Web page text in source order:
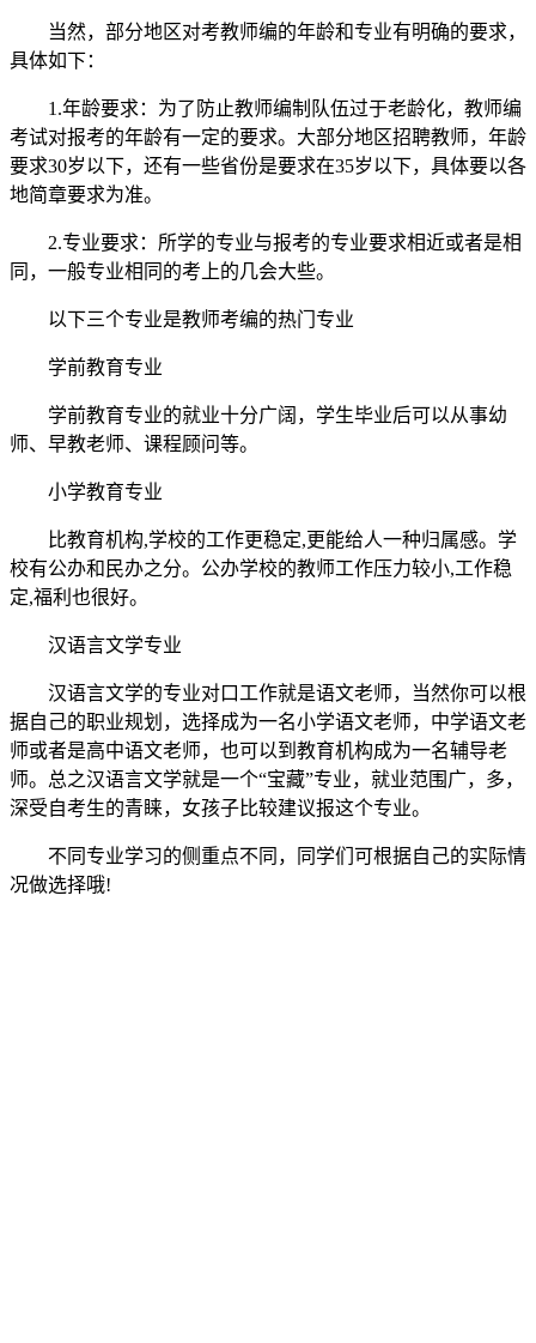
当然，部分地区对考教师编的年龄和专业有明确的要求，
具体如下：
1.年龄要求：为了防止教师编制队伍过于老龄化，教师编
考试对报考的年龄有一定的要求。大部分地区招聘教师，年龄
要求30岁以下，还有一些省份是要求在35岁以下，具体要以各
地简章要求为准。
2.专业要求：所学的专业与报考的专业要求相近或者是相
同，一般专业相同的考上的几会大些。
以下三个专业是教师考编的热门专业
学前教育专业
学前教育专业的就业十分广阔，学生毕业后可以从事幼
师、早教老师、课程顾问等。
小学教育专业
比教育机构,学校的工作更稳定,更能给人一种归属感。学
校有公办和民办之分。公办学校的教师工作压力较小,工作稳
定,福利也很好。
汉语言文学专业
汉语言文学的专业对口工作就是语文老师，当然你可以根
据自己的职业规划，选择成为一名小学语文老师，中学语文老
师或者是高中语文老师，也可以到教育机构成为一名辅导老
师。总之汉语言文学就是一个“宝藏”专业，就业范围广，多，
深受自考生的青睐，女孩子比较建议报这个专业。
不同专业学习的侧重点不同，同学们可根据自己的实际情
况做选择哦!